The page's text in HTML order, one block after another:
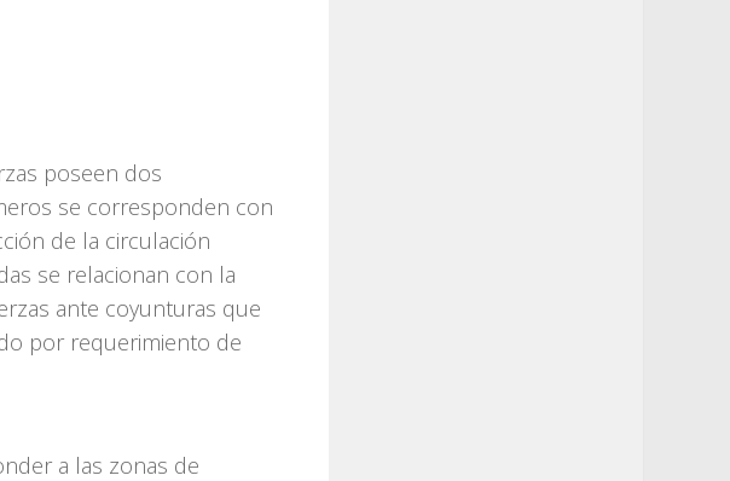
poseen dos
se corresponden con
de la circulación
se relacionan con la
ante coyunturas que
por requerimiento de
a las zonas de